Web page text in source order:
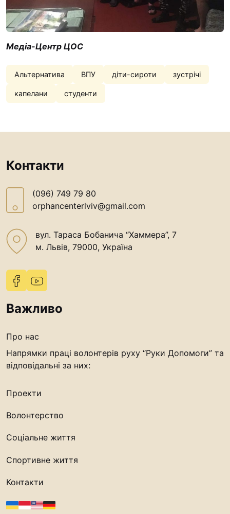
Медіа-Центр ЦОС
Альтернатива ВПУ діти-сироти зустрічі
капелани студенти
Контакти
(096) 749 79 80
orphancenterlviv@gmail.com
вул. Тараса Бобанича “Хаммера”, 7
м. Львів, 79000, Україна
Важливо
Про нас
Напрямки праці волонтерів руху “Руки Допомоги” та
відповідальні за них:
Проекти
Волонтерство
Соціальне життя
Спортивне життя
Контакти